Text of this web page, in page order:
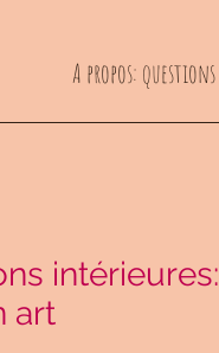
A propos: questions
intérieures:
art